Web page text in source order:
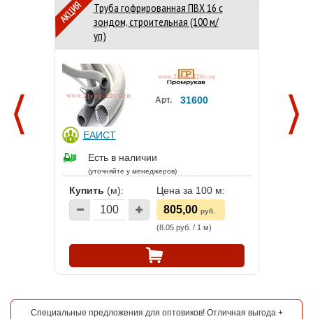
Труба гофрированная ПВХ 16 с
зондом, строительная (100 м/
уп)
ЕАИСТ
Арт. 31600
Есть в наличии
(уточняйте у менеджеров)
Купить (м): Цена за 100 м:
805,00 руб.
(8.05 руб. / 1 м)
Специальные предложения для оптовиков! Отличная выгода +